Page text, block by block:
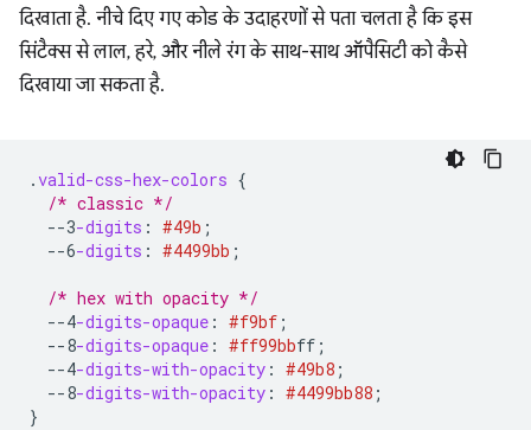
दिखाता है. नीचे दिए गए कोड के उदाहरणों से पता चलता है कि इस
सिंटैक्स से लाल, हरे, और नीले रंग के साथ-साथ ऑपैसिटी को कैसे
दिखाया जा सकता है.
.valid-css-hex-colors {
/* classic */
--3-digits : #49b ;
--6-digits : #4499bb ;
/* hex with opacity */
--4-digits-opaque : #f9bf ;
--8-digits-opaque : #ff99bbff ;
--4-digits-with-opacity : #49b8 ;
--8-digits-with-opacity : #4499bb88 ;
}